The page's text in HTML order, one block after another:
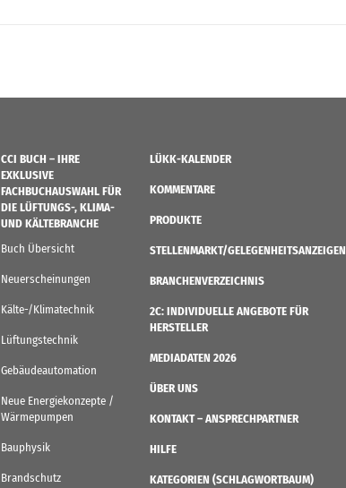
CCI BUCH – IHRE
EXKLUSIVE
FACHBUCHAUSWAHL FÜR
DIE LÜFTUNGS-, KLIMA-
UND KÄLTEBRANCHE
Buch Übersicht
Neuerscheinungen
Kälte-/Klimatechnik
Lüftungstechnik
Gebäudeautomation
Neue Energiekonzepte /
Wärmepumpen
Bauphysik
Brandschutz
LÜKK-KALENDER
KOMMENTARE
PRODUKTE
STELLENMARKT/GELEGENHEITSANZEIGEN
BRANCHENVERZEICHNIS
2C: INDIVIDUELLE ANGEBOTE FÜR
HERSTELLER
MEDIADATEN 2026
ÜBER UNS
KONTAKT – ANSPRECHPARTNER
HILFE
KATEGORIEN (SCHLAGWORTBAUM)